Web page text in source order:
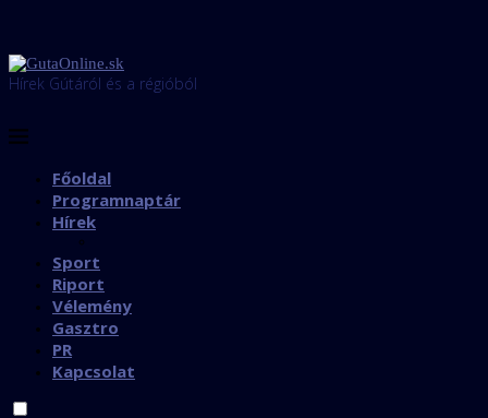
Hírek Gútáról és a régióból
Főoldal
Programnaptár
Hírek
Sport
Riport
Vélemény
Gasztro
PR
Kapcsolat